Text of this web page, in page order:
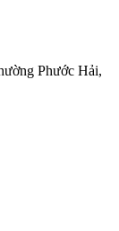
Phước Hải,